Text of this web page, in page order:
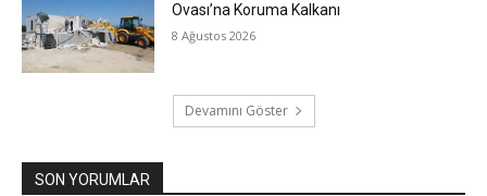
Ovası’na Koruma Kalkanı
8 Ağustos 2026
Devamını Göster
SON YORUMLAR